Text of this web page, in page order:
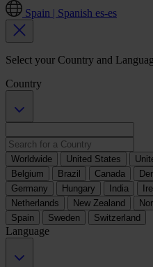
Spain | Spanish es-es
Select your Country and
Country
Worldwide United States
Belgium
Brazil Canada
Germany
Hungary India
Netherlands
New Zealand
Spain
Sweden Switzerland
Language